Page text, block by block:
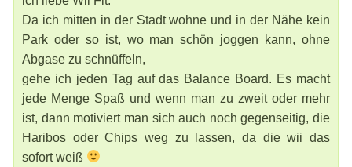
Da ich mitten in der Stadt wohne und in der Nähe kein
Park oder so ist, wo man schön joggen kann, ohne
Abgase zu schnüffeln,
gehe ich jeden Tag auf das Balance Board. Es macht
jede Menge Spaß und wenn man zu zweit oder mehr
ist, dann motiviert man sich auch noch gegenseitig, die
Haribos oder Chips weg zu lassen, da die wii das
sofort weiß